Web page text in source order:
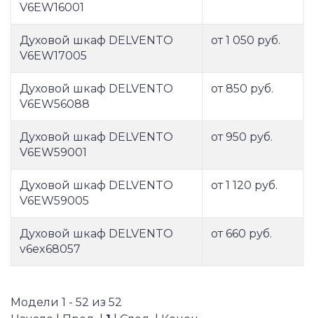
V6EW16001
Духовой шкаф DELVENTO
V6EW17005
от 1 050 руб.
Духовой шкаф DELVENTO
V6EW56088
от 850 руб.
Духовой шкаф DELVENTO
V6EW59001
от 950 руб.
Духовой шкаф DELVENTO
V6EW59005
от 1 120 руб.
Духовой шкаф DELVENTO
v6ex68057
от 660 руб.
Модели 1 - 52 из 52